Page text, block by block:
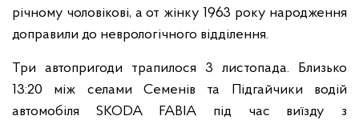
річному чоловікові, а от жінку 1963 року народження
доправили до неврологічного відділення.
Три автопригоди трапилося 3 листопада. Близько
13:20 між селами Семенів та Підгайчики водій
автомобіля SKODA FABIA під час виїзду з